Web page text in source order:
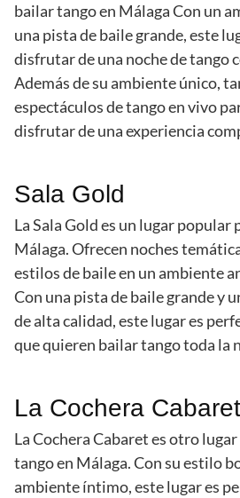
bailar tango en Málaga Con un
una pista de baile grande, este
disfrutar de una noche de tango
Además de su ambiente único,
espectáculos de tango en vivo
disfrutar de una experiencia
Sala Gold
La Sala Gold es un lugar popular
Málaga. Ofrecen noches
estilos de baile en un ambiente
Con una pista de baile grande y
de alta calidad, este lugar es
que quieren bailar tango toda la
La Cochera Cabaret
La Cochera Cabaret es otro
tango en Málaga. Con su estilo
ambiente íntimo, este lugar es